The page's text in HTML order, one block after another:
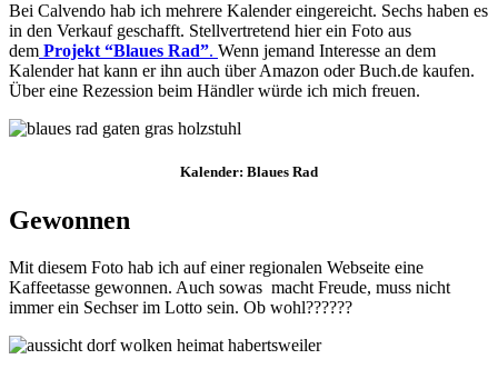
Bei Calvendo hab ich mehrere Kalender eingereicht. Sechs haben es
in den Verkauf geschafft. Stellvertretend hier ein Foto aus
dem Projekt “Blaues Rad”. Wenn jemand Interesse an dem
Kalender hat kann er ihn auch über Amazon oder Buch.de kaufen.
Über eine Rezession beim Händler würde ich mich freuen.
Kalender: Blaues Rad
Gewonnen
Mit diesem Foto hab ich auf einer regionalen Webseite eine
Kaffeetasse gewonnen. Auch sowas macht Freude, muss nicht
immer ein Sechser im Lotto sein. Ob wohl??????